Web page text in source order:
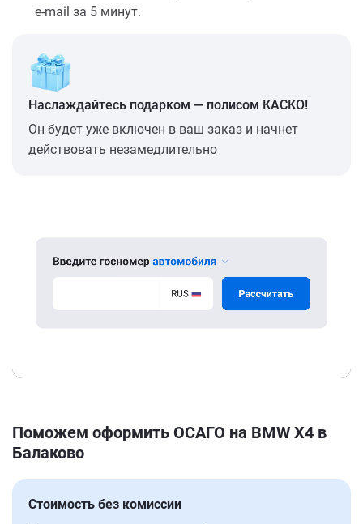
e-mail за 5 минут.
Наслаждайтесь подарком — полисом КАСКО!
Он будет уже включен в ваш заказ и начнет
действовать незамедлительно
Поможем оформить ОСАГО на BMW X4 в
Балаково
Стоимость без комиссии